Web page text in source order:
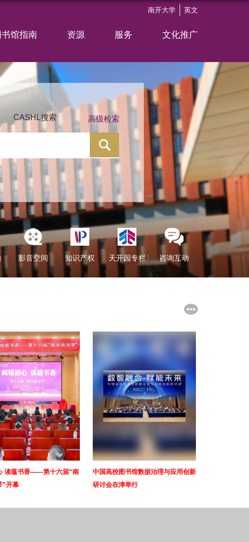
英文
南开大学
书馆指南 资源 服务 文化推广
CASHL搜索 高级检索
影音空间 知识产权 天开园专栏 咨询互动
读蕴书香——第十六届“南
”开幕
中国高校图书馆数据治理与应用创新
研讨会在津举行